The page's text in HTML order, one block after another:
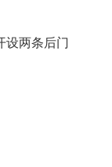
设两条后门